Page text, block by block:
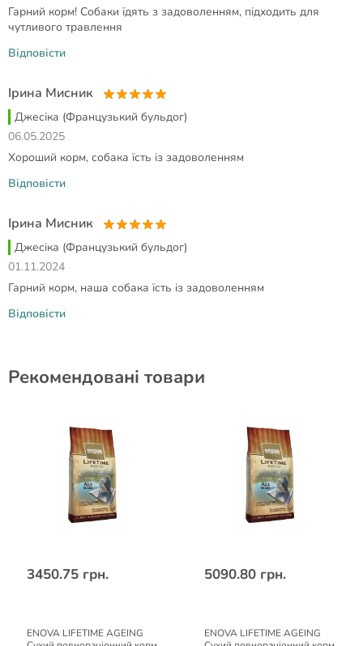
Гарний корм! Собаки їдять з задоволенням, підходить для
чутливого травлення
Відповісти
Ірина Мисник
Джесіка (Французький бульдог)
06.05.2025
Хороший корм, собака їсть із задоволенням
Відповісти
Ірина Мисник
Джесіка (Французький бульдог)
01.11.2024
Гарний корм, наша собака їсть із задоволенням
Відповісти
Рекомендовані товари
3450.75 грн.
ENOVA LIFETIME AGEING
5090.80 грн.
ENOVA LIFETIME AGEING